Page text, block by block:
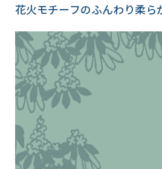
花火モチーフのふんわり柔